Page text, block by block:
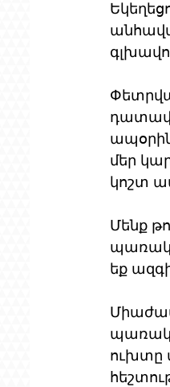
մեր
կոշտ
Մենք
եք
ուխտը